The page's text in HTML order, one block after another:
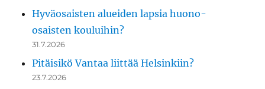
Hyväosaisten alueiden lapsia huono-
osaisten kouluihin?
31.7.2026
Pitäisikö Vantaa liittää Helsinkiin?
23.7.2026